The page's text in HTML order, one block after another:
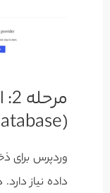
(Database)
وردپرس برای
داده نیاز